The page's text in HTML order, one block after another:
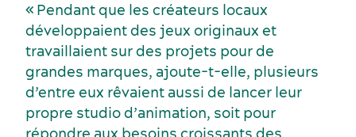
« Pendant que les créateurs locaux
développaient des jeux originaux et
travaillaient sur des projets pour de
grandes marques, ajoute-t-elle, plusieurs
d’entre eux rêvaient aussi de lancer leur
propre studio d’animation, soit pour